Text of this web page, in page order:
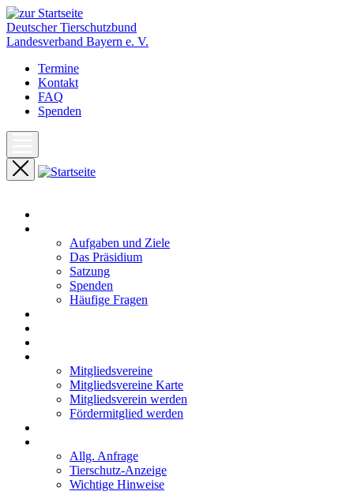
Deutscher Tierschutzbund
Landesverband Bayern e. V.
Termine
Kontakt
FAQ
Spenden
Aufgaben und Ziele
Das Präsidium
Satzung
Spenden
Häufige Fragen
Mitgliedsvereine
Mitgliedsvereine Karte
Mitgliedsverein werden
Fördermitglied werden
Allg. Anfrage
Tierschutz-Anzeige
Wichtige Hinweise